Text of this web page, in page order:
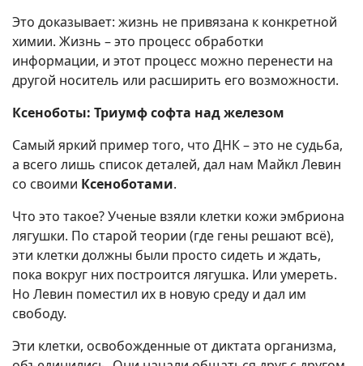
Это доказывает: жизнь не привязана к конкретной
химии. Жизнь – это процесс обработки
информации, и этот процесс можно перенести на
другой носитель или расширить его возможности.
Ксеноботы: Триумф софта над железом
Самый яркий пример того, что ДНК – это не судьба,
а всего лишь список деталей, дал нам Майкл Левин
со своими Ксеноботами.
Что это такое? Ученые взяли клетки кожи эмбриона
лягушки. По старой теории (где гены решают всё),
эти клетки должны были просто сидеть и ждать,
пока вокруг них построится лягушка. Или умереть.
Но Левин поместил их в новую среду и дал им
свободу.
Эти клетки, освобожденные от диктата организма,